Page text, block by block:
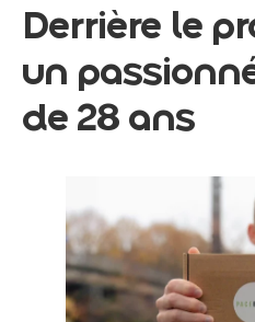
Derrière le
un
de 28 ans